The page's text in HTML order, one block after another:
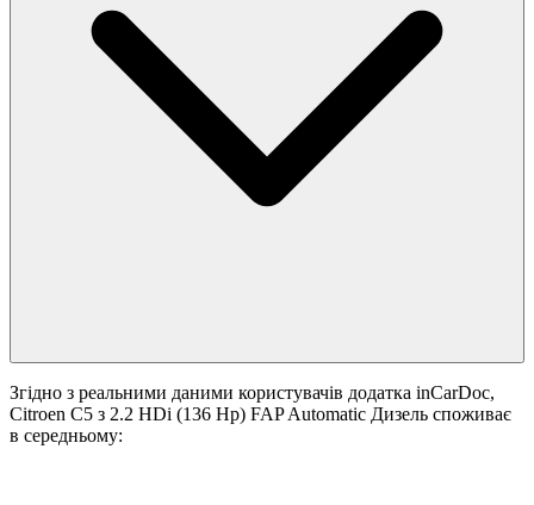
Згідно з реальними даними користувачів додатка inCarDoc,
Citroen C5 з 2.2 HDi (136 Hp) FAP Automatic Дизель споживає
в середньому: